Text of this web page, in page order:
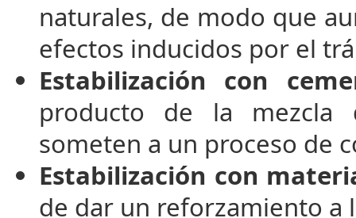
naturales, de modo que
efectos inducidos por el
Estabilización con
producto de la mezcla
someten a un proceso de
Estabilización con
de dar un reforzamiento a